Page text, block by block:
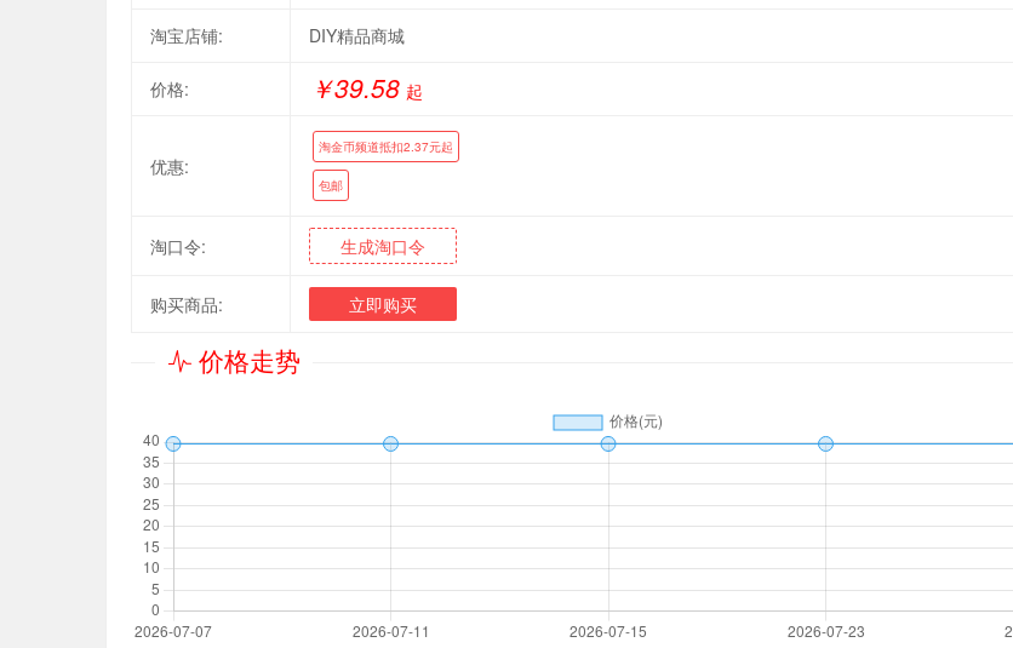
淘宝店铺: DIY精品商城
价格: ￥39.58 起
优惠:
淘金币频道抵扣2.37元起
包邮
淘口令: 生成淘口令
购买商品: 立即购买
价格走势